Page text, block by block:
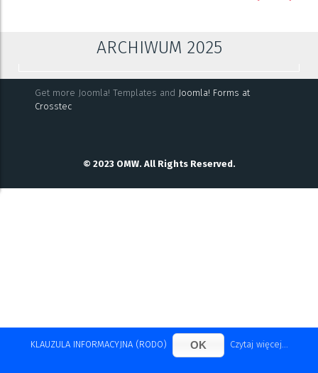
ARCHIWUM 2025
Get more Joomla! Templates and Joomla! Forms at
Crosstec
© 2023 OMW. All Rights Reserved.
KLAUZULA INFORMACYJNA (RODO) OK Czytaj więcej...